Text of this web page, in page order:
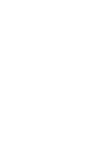
니다. Marketplace에 설치할 수